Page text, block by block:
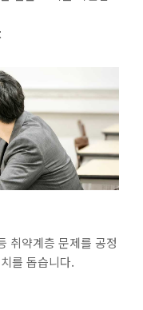
취약계층 문제를 공정
를 돕습니다.